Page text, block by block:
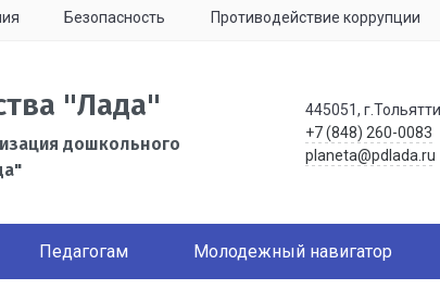
Безопасность Противодействие коррупции
"Лада"
дошкольного
445051,
+7 (848) 260-0083
planeta@pdlada.ru
Педагогам Молодежный навигатор